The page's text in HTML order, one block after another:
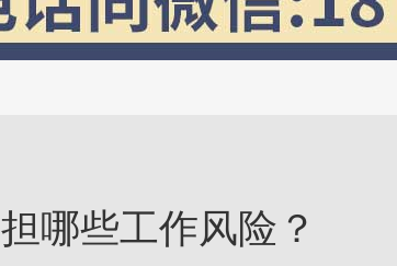
哪些工作风险？